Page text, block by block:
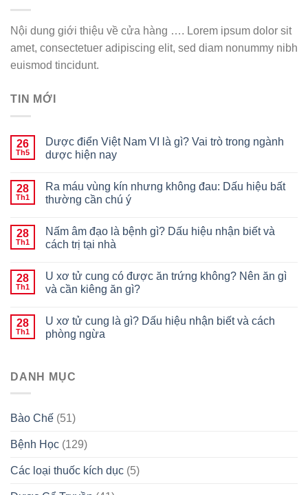
Nội dung giới thiệu về cửa hàng …. Lorem ipsum dolor sit
amet, consectetuer adipiscing elit, sed diam nonummy nibh
euismod tincidunt.
TIN MỚI
26
Th5
Dược điển Việt Nam VI là gì? Vai trò trong ngành
dược hiện nay
28
Th1
Ra máu vùng kín nhưng không đau: Dấu hiệu bất
thường cần chú ý
28
Th1
Nấm âm đạo là bệnh gì? Dấu hiệu nhận biết và
cách trị tại nhà
28
Th1
U xơ tử cung có được ăn trứng không? Nên ăn gì
và cần kiêng ăn gì?
28
Th1
U xơ tử cung là gì? Dấu hiệu nhận biết và cách
phòng ngừa
DANH MỤC
Bào Chế (51)
Bệnh Học (129)
Các loại thuốc kích dục (5)